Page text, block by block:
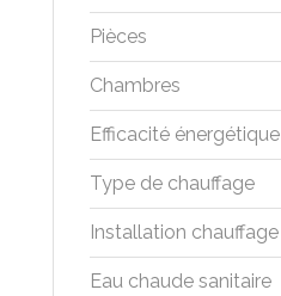
Pièces
Chambres
Efficacité énergétique
Type de chauffage
Installation chauffage
Eau chaude sanitaire